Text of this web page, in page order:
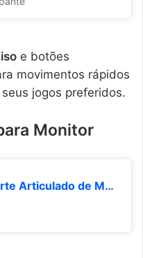
e botões
movimentos rápidos
jogos preferidos.
Monitor
ELG, F80N, Suporte Articulado de Mesa, Pistão a Gás, Design Compacto e Retrátil, Ergonômico, Monitores 17'' a 35'', 2kg a 9kg, Preto